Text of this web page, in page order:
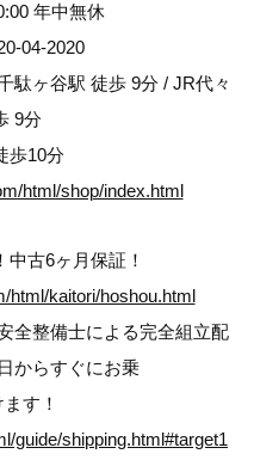
年中無休
04-2020
駄ヶ谷駅 徒歩 9分 / JR代々
9分
歩10分
html/shop/index.html
古6ヶ月保証！
html/kaitori/hoshou.html
全整備士による完全組立配
からすぐにお乗
す！
guide/shipping.html#target1